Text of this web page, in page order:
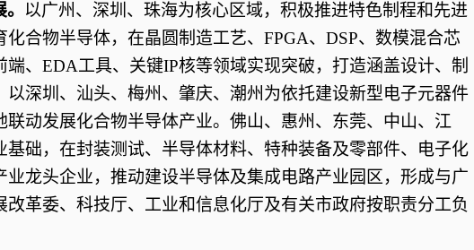
以广州、深圳、珠海为核心区域，积极推进特色制程和先进
合物半导体，在晶圆制造工艺、 FPGA、DSP、数模混合芯
、EDA工具、关键IP核等领域实现突破，打造涵盖设计、制
深圳、汕头、梅州、肇庆、潮州为依托建设新型电子元器件
动发展化合物半导体产业。佛山、惠州、东莞、中山、江
基础，在封装测试、半导体材料、特种装备及零部件、电子化
龙头企业，推动建设半导体及集成电路产业园区，形成与广
革委、科技厅、工业和信息化厅及有关市政府按职责分工负